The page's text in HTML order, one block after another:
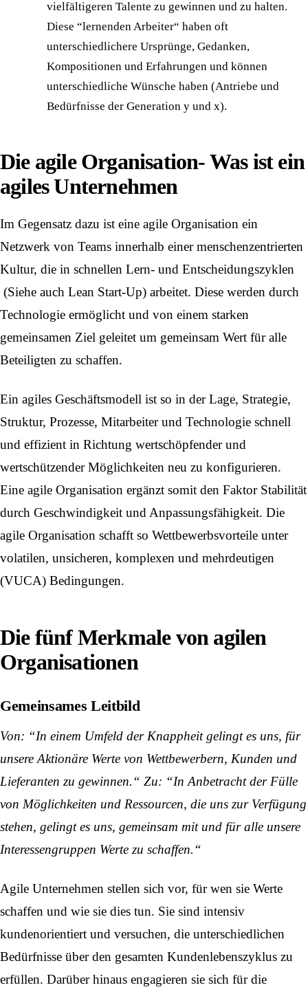
vielfältigeren Talente zu gewinnen und zu halten.
Diese “lernenden Arbeiter“ haben oft
unterschiedlichere Ursprünge, Gedanken,
Kompositionen und Erfahrungen und können
unterschiedliche Wünsche haben (Antriebe und
Bedürfnisse der Generation y und x).
Die agile Organisation- Was ist ein
agiles Unternehmen
Im Gegensatz dazu ist eine agile Organisation ein
Netzwerk von Teams innerhalb einer menschenzentrierten
Kultur, die in schnellen Lern- und Entscheidungszyklen
(Siehe auch Lean Start-Up) arbeitet. Diese werden durch
Technologie ermöglicht und von einem starken
gemeinsamen Ziel geleitet um gemeinsam Wert für alle
Beteiligten zu schaffen.
Ein agiles Geschäftsmodell ist so in der Lage, Strategie,
Struktur, Prozesse, Mitarbeiter und Technologie schnell
und effizient in Richtung wertschöpfender und
wertschützender Möglichkeiten neu zu konfigurieren.
Eine agile Organisation ergänzt somit den Faktor Stabilität
durch Geschwindigkeit und Anpassungsfähigkeit. Die
agile Organisation schafft so Wettbewerbsvorteile unter
volatilen, unsicheren, komplexen und mehrdeutigen
(VUCA) Bedingungen.
Die fünf Merkmale von agilen
Organisationen
Gemeinsames Leitbild
Von: “In einem Umfeld der Knappheit gelingt es uns, für
unsere Aktionäre Werte von Wettbewerbern, Kunden und
Lieferanten zu gewinnen.“ Zu: “In Anbetracht der Fülle
von Möglichkeiten und Ressourcen, die uns zur Verfügung
stehen, gelingt es uns, gemeinsam mit und für alle unsere
Interessengruppen Werte zu schaffen.“
Agile Unternehmen stellen sich vor, für wen sie Werte
schaffen und wie sie dies tun. Sie sind intensiv
kundenorientiert und versuchen, die unterschiedlichen
Bedürfnisse über den gesamten Kundenlebenszyklus zu
erfüllen. Darüber hinaus engagieren sie sich für die